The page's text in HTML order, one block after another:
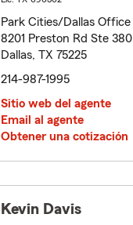
Park Cities/Dallas Office
8201 Preston Rd Ste 380
Dallas, TX 75225
214-987-1995
Sitio web del agente
Email al agente
Obtener una cotización
Kevin Davis